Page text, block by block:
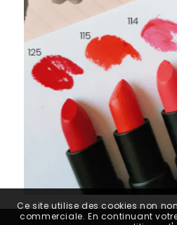
Ce site utilise des cookies non
commerciale. En continuant